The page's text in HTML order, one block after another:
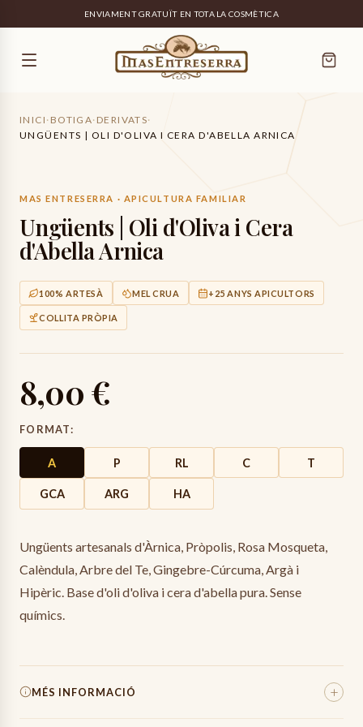
ENVIAMENT GRATUÏT EN TOTA LA COSMÈTICA
INICI · BOTIGA· DERIVATS·
UNGÜENTS | OLI D'OLIVA I CERA D'ABELLA ARNICA
MAS ENTRESERRA · APICULTURA FAMILIAR
Ungüents | Oli d'Oliva i Cera
d'Abella Arnica
100% ARTESÀ MEL CRUA +25 ANYS APICULTORS
COLLITA PRÒPIA
8,00 €
FORMAT:
A P RL C T
GCA ARG HA
Ungüents artesanals d'Àrnica, Pròpolis, Rosa Mosqueta,
Calèndula, Arbre del Te, Gingebre-Cúrcuma, Argà i
Hipèric. Base d'oli d'oliva i cera d'abella pura. Sense
químics.
MÉS INFORMACIÓ +